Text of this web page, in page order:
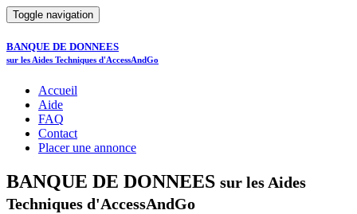
Toggle navigation
BANQUE DE DONNEES
sur les Aides Techniques d'AccessAndGo
Accueil
Aide
FAQ
Contact
Placer une annonce
BANQUE DE DONNEES sur les Aides
Techniques d'AccessAndGo